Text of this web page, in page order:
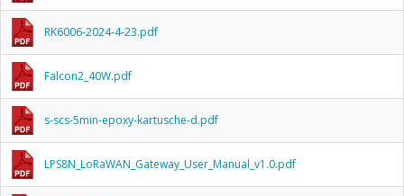
RK6006-2024-4-23.pdf
Falcon2_40W.pdf
s-scs-5min-epoxy-kartusche-d.pdf
LPS8N_LoRaWAN_Gateway_User_Manual_v1.0.pdf